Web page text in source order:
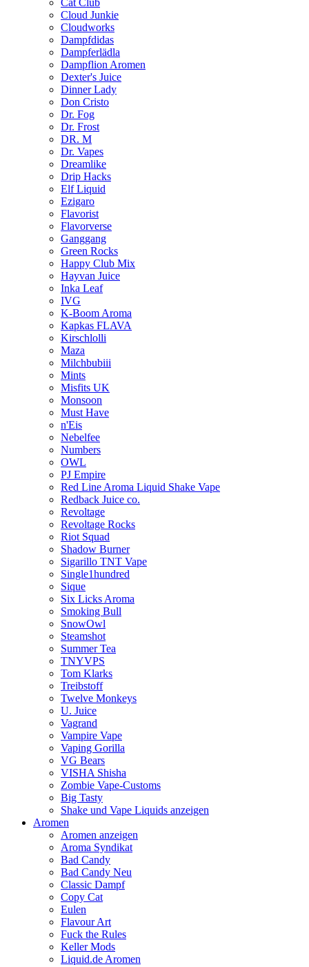
Cat Club
Cloud Junkie
Cloudworks
Dampfdidas
Dampferlädla
Dampflion Aromen
Dexter's Juice
Dinner Lady
Don Cristo
Dr. Fog
Dr. Frost
DR. M
Dr. Vapes
Dreamlike
Drip Hacks
Elf Liquid
Ezigaro
Flavorist
Flavorverse
Ganggang
Green Rocks
Happy Club Mix
Hayvan Juice
Inka Leaf
IVG
K-Boom Aroma
Kapkas FLAVA
Kirschlolli
Maza
Milchbubiii
Mints
Misfits UK
Monsoon
Must Have
n'Eis
Nebelfee
Numbers
OWL
PJ Empire
Red Line Aroma Liquid Shake Vape
Redback Juice co.
Revoltage
Revoltage Rocks
Riot Squad
Shadow Burner
Sigarillo TNT Vape
Single1hundred
Sique
Six Licks Aroma
Smoking Bull
SnowOwl
Steamshot
Summer Tea
TNYVPS
Tom Klarks
Treibstoff
Twelve Monkeys
U. Juice
Vagrand
Vampire Vape
Vaping Gorilla
VG Bears
VISHA Shisha
Zombie Vape-Customs
Big Tasty
Shake und Vape Liquids anzeigen
Aromen
Aromen anzeigen
Aroma Syndikat
Bad Candy
Bad Candy Neu
Classic Dampf
Copy Cat
Eulen
Flavour Art
Fuck the Rules
Keller Mods
Liquid.de Aromen